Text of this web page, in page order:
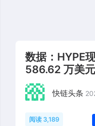
数据：HYPE
586.62 万美元
快链头条
阅读 3,189